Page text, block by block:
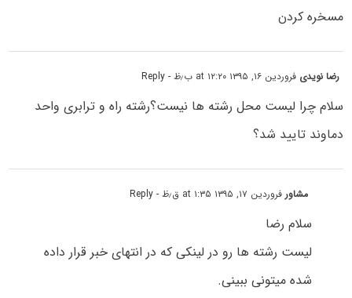
مسخره کردن
رضا نویدی فروردین ۱۶, ۱۳۹۵ at ۱۲:۲۰ ب٫ظ - Reply
سلام چرا لیست محل رشته ها نیست؟رشته راه و ترابری واحد
دماوند تایید شد؟
مشاورفروردین ۱۷, ۱۳۹۵ at ۱:۳۵ ق٫ظ - Reply
سلام رضا
لیست رشته ها رو در لینکی که در انتهای خبر قرار داده
شده میتونی ببینی.